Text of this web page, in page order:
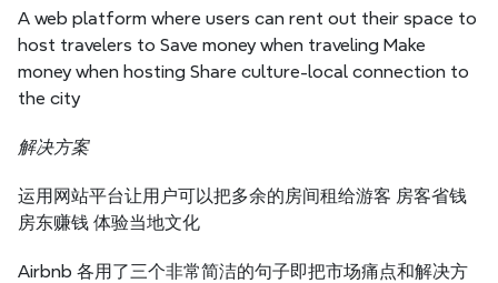
A web platform where users can rent out their space to
host travelers to Save money when traveling Make
money when hosting Share culture-local connection to
the city
解决方案
运用网站平台让用户可以把多余的房间租给游客 房客省钱
房东赚钱 体验当地文化
Airbnb 各用了三个非常简洁的句子即把市场痛点和解决方